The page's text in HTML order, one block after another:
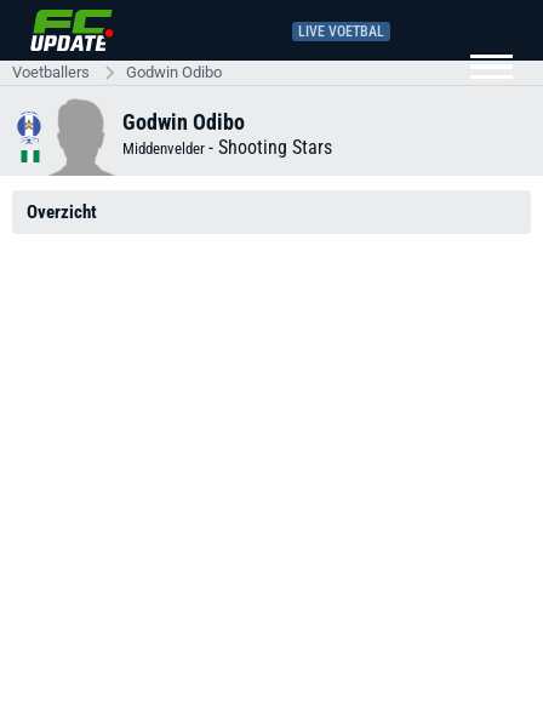
LIVE VOETBAL
Voetballers Godwin Odibo
Godwin Odibo
Middenvelder - Shooting Stars
Overzicht